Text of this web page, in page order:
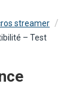
streamer
– Test